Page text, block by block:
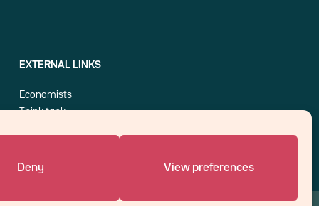
Deny View preferences
EXTERNAL LINKS
Economists
Think tank